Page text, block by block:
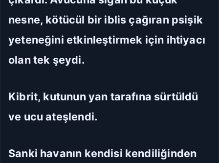
nesne, kötücül bir iblis çağıran psişik
yeteneğini etkinleştirmek için ihtiyacı
olan tek şeydi.
Kibrit, kutunun yan tarafına sürtüldü
ve ucu ateşlendi.
Sanki havanın kendisi kendiliğinden